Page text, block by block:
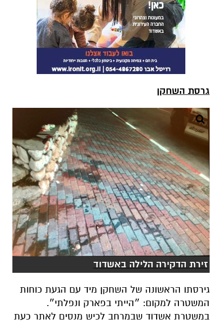
גרסת השחקן
זירת הדקירה הלילה באשדוד
‏גירסתו הראשונה של השחקן מיד עם הגעת כוחות
המשטרה למקום: ״הייתי בפארק ונפלתי״.
במשטרת אשדוד שבמרחב לכיש מנסים לאתר כעת